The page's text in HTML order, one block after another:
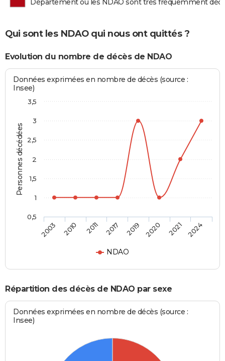
Département où les NDAO sont très fréquemment
Qui sont les NDAO qui nous ont quittés ?
Evolution du nombre de décès de NDAO
Personnes décédées
Données exprimées en nombre de décès (source :
Insee)
NDAO
2003 2010 2011 2017 2019 2020 2021 2024
0,5
1
1,5
2
2,5
3
3,5
Répartition des décès de NDAO par sexe
Données exprimées en nombre de décès (source :
Insee)